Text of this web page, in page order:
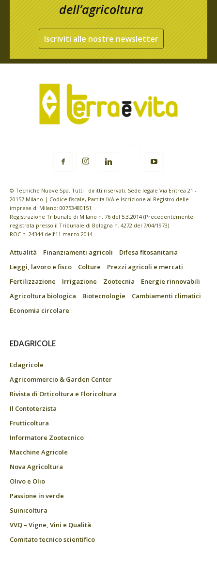
dell’agricoltura
Iscriviti alle nostre newsletter
© Tecniche Nuove Spa. Tutti i diritti riservati. Sede legale Via Eritrea 21 -
20157 Milano | Codice fiscale, Partita IVA e Iscrizione al Registro delle
imprese di Milano: 00753480151
Registrazione Tribunale di Milano n. 76 del 5.3.2014 (Precedentemente
registrata presso il Tribunale di Bologna n. 4272 del 7/04/1973)
ROC n. 24344 dell’11 marzo 2014
Attualità Finanziamenti agricoli
Difesa fitosanitaria
Leggi, lavoro e fisco
Colture
Prezzi agricoli e mercati
Fertilizzazione
Irrigazione Zootecnia
Energie rinnovabili
Agricoltura biologica
Biotecnologie
Cambiamenti climatici
Economia circolare
EDAGRICOLE
Edagricole
Agricommercio & Garden Center
Rivista di Orticoltura e Floricoltura
Il Contoterzista
Frutticoltura
Informatore Zootecnico
Macchine Agricole
Nova Agricoltura
Olivo e Olio
Passione in verde
Suinicoltura
VVQ – Vigne, Vini e Qualità
Comitato tecnico scientifico